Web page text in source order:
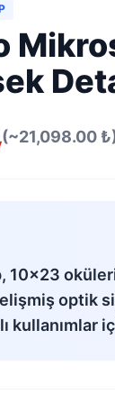
(~21,098.00
10x23
optik
kullanımlar